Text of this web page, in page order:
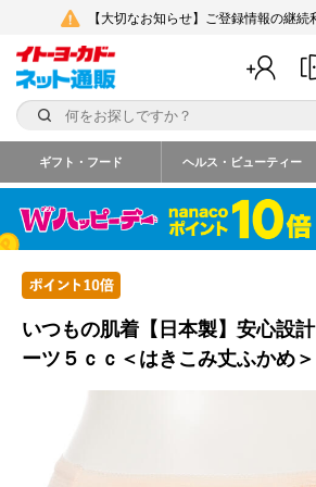
【大切なお知らせ】ご登録情報の継
ギフト・フード ヘルス・ビューティー
いつもの肌着【日本製】安心設
ーツ５ｃｃ＜はきこみ丈ふかめ＞